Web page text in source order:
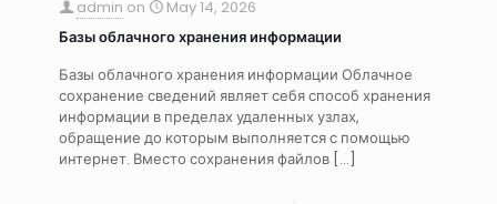
admin on
May 14, 2026
Базы облачного хранения информации
Базы облачного хранения информации Облачное
сохранение сведений являет себя способ хранения
информации в пределах удаленных узлах,
обращение до которым выполняется с помощью
интернет. Вместо сохранения файлов […]